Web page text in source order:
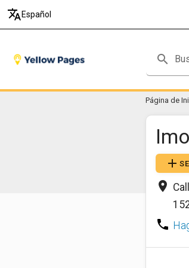
translate Español
search
Página de
add
place
phone